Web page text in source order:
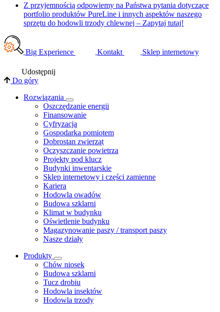
Z przyjemnością odpowiemy na Państwa pytania dotyczące
portfolio produktów PureLine i innych aspektów naszego
sprzętu do hodowli trzody chlewnej – Zapytaj tutaj!
Big Experience Kontakt Sklep internetowy
Udostępnij
Do góry
Rozwiązania
​Oszczędzanie energii
Finansowanie
Cyfryzacja
Gospodarka pomiotem
Dobrostan zwierząt
Oczyszczanie powietrza
Projekty pod klucz
Budynki inwentarskie
Sklep internetowy i części zamienne
Kariera
Hodowla owadów
Budowa szklarni
Klimat w budynku
Oświetlenie budynku
Magazynowanie paszy / transport paszy
Nasze działy
Produkty
Chów niosek
Budowa szklarni
Tucz drobiu
Hodowla insektów
Hodowla trzody